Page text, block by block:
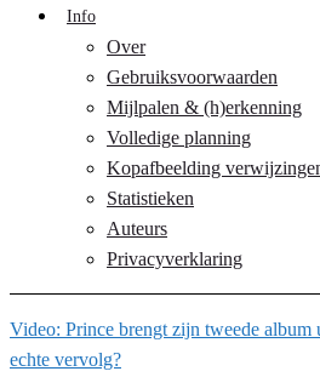
Info
Over
Gebruiksvoorwaarden
Mijlpalen & (h)erkenning
Volledige planning
Kopafbeelding
Statistieken
Auteurs
Privacyverklaring
Video: Prince brengt zijn tweede album
echte vervolg?